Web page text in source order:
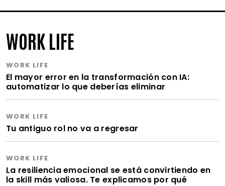
WORK LIFE
WORK LIFE
El mayor error en la transformación con IA:
automatizar lo que deberías eliminar
WORK LIFE
Tu antiguo rol no va a regresar
WORK LIFE
La resiliencia emocional se está convirtiendo en
la skill más valiosa. Te explicamos por qué